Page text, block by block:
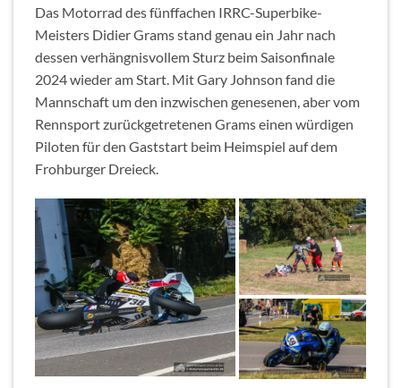
Das Motorrad des fünffachen IRRC-Superbike-
Meisters Didier Grams stand genau ein Jahr nach
dessen verhängnisvollem Sturz beim Saisonfinale
2024 wieder am Start. Mit Gary Johnson fand die
Mannschaft um den inzwischen genesenen, aber vom
Rennsport zurückgetretenen Grams einen würdigen
Piloten für den Gaststart beim Heimspiel auf dem
Frohburger Dreieck.